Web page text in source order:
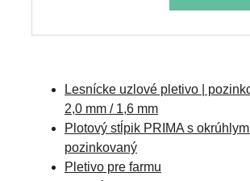
Lesnícke uzlové pletivo |
2,0 mm / 1,6 mm
Plotový stĺpik PRIMA s okrúhlym
pozinkovaný
Pletivo pre farmu